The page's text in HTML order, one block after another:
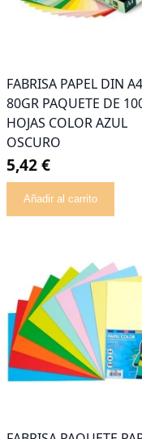
FABRISA PAPEL DIN A4
80GR PAQUETE DE
HOJAS COLOR AZUL
OSCURO
5,42 €
Añadir al carrito